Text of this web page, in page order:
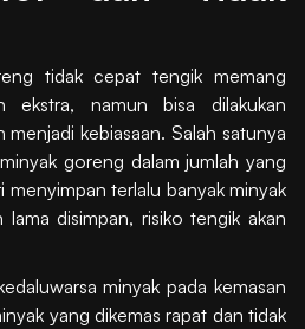
tidak cepat tengik memang
ekstra, namun bisa dilakukan
kebiasaan. Salah satunya
goreng dalam jumlah yang
menyimpan terlalu banyak minyak
lama disimpan, risiko tengik akan
minyak pada kemasan
yang dikemas rapat dan tidak